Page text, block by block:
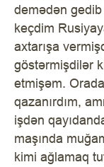
demədən
keçdim
axtarışa
göstərmişdilər
etmişəm. Orada
qazanırdım,
işdən
maşında
kimi ağlamaq